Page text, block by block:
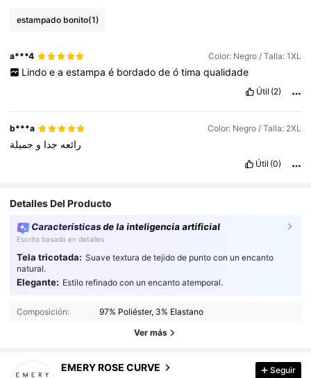
estampado bonito(1)
a***4 Color: Negro / Talla: 1XL
Lindo e a estampa é bordado de ó tima qualidade
Útil (2)
b***a Color: Negro / Talla: 2XL
رائعه جدا و جميلة
Útil (0)
Detalles Del Producto
Características de la inteligencia artificial
Escrito basado en detalles
Tela tricotada: Suave textura de tejido de punto con un encanto
natural.
Elegante: Estilo refinado con un encanto atemporal.
Composición: 97% Poliéster, 3% Elastano
Ver más
EMERY ROSE CURVE
4.86 1M Seguidores
5***6 seguidoHace 1 horas
Seguir